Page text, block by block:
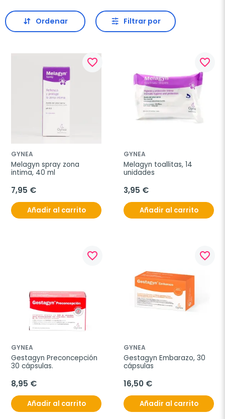
Ordenar Filtrar por
favorite_border
GYNEA
Melagyn spray zona
intima, 40 ml
7,95 €
Añadir al carrito
favorite_border
GYNEA
Melagyn toallitas, 14
unidades
3,95 €
Añadir al carrito
favorite_border
GYNEA
Gestagyn Preconcepción
30 cápsulas.
8,95 €
Añadir al carrito
favorite_border
GYNEA
Gestagyn Embarazo, 30
cápsulas
16,50 €
Añadir al carrito